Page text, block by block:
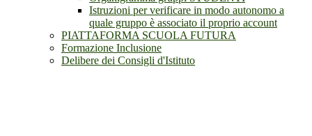
Istruzioni per verificare in modo autonomo a
quale gruppo è associato il proprio account
PIATTAFORMA SCUOLA FUTURA
Formazione Inclusione
Delibere dei Consigli d'Istituto